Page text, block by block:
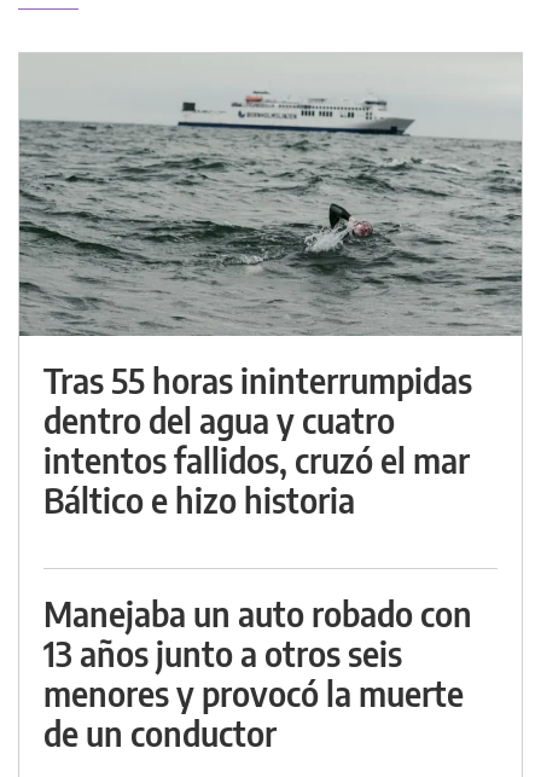
Tras 55 horas ininterrumpidas
dentro del agua y cuatro
intentos fallidos, cruzó el mar
Báltico e hizo historia
Manejaba un auto robado con
13 años junto a otros seis
menores y provocó la muerte
de un conductor